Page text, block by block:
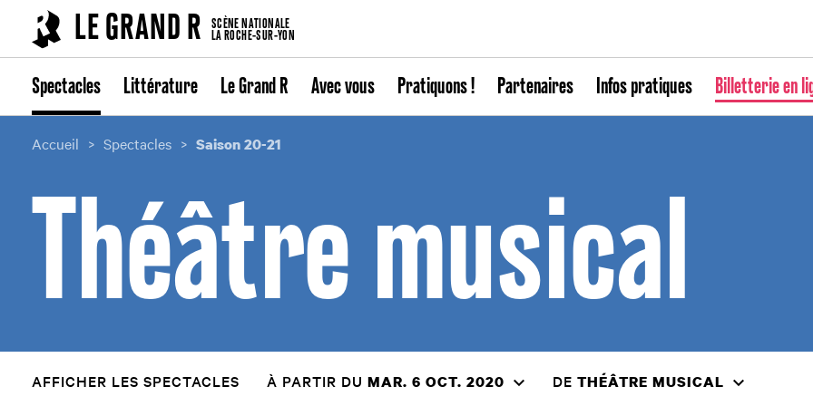
LE GRAND R
SCÈNE NATIONALE
LA ROCHE-SUR-YON
Spectacles Littérature Le Grand R Avec vous Pratiquons ! Partenaires Infos pratiques Billetterie en
Accueil Spectacles Saison 20-21
Théâtre musical
AFFICHER LES SPECTACLES À PARTIR DU MAR. 6 OCT. 2020 DE THÉÂTRE MUSICAL
Cookies management panel